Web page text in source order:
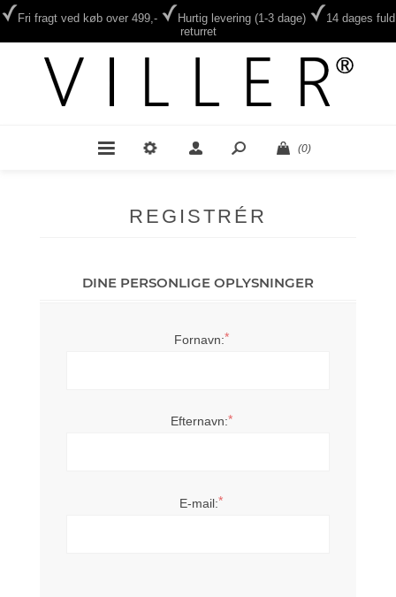
Fri fragt ved køb over 499,- Hurtig levering (1-3 dage)
14 dages fuld
returret
(0)
REGISTRÉR
DINE PERSONLIGE OPLYSNINGER
Fornavn:*
Efternavn:*
E-mail:*